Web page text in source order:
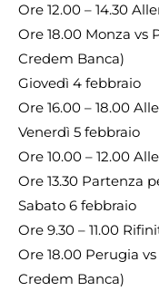
Ore 12.00 – 14.30
Ore 18.00 Monza vs
Credem Banca)
Giovedì 4 febbraio
Ore 16.00 – 18.00
Venerdì 5 febbraio
Ore 10.00 – 12.00
Ore 13.30 Partenza
Sabato 6 febbraio
Ore 9.30 – 11.00
Ore 18.00 Perugia
Credem Banca)